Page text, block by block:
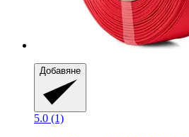
Добавяне
5.0 (1)